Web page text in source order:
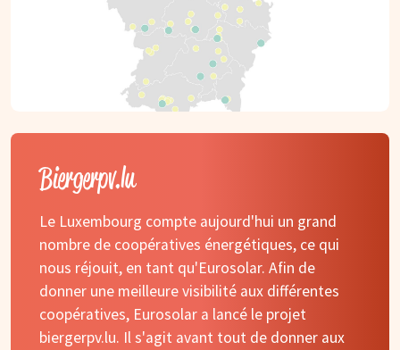
Biergerpv.lu
Le Luxembourg compte aujourd'hui un grand
nombre de coopératives énergétiques, ce qui
nous réjouit, en tant qu'Eurosolar. Afin de
donner une meilleure visibilité aux différentes
coopératives, Eurosolar a lancé le projet
biergerpv.lu. Il s'agit avant tout de donner aux